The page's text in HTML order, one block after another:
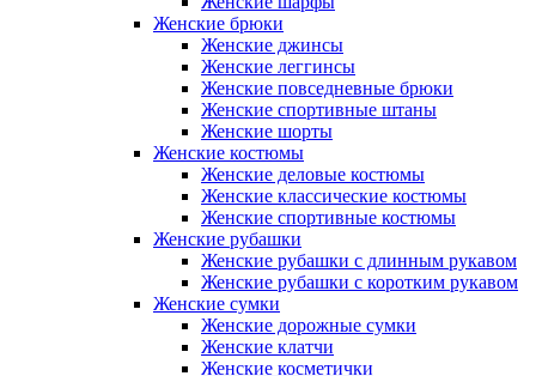
Женские брюки
Женские джинсы
Женские леггинсы
Женские повседневные брюки
Женские спортивные штаны
Женские шорты
Женские костюмы
Женские деловые костюмы
Женские классические костюмы
Женские спортивные костюмы
Женские рубашки
Женские рубашки с длинным рукавом
Женские рубашки с коротким рукавом
Женские сумки
Женские дорожные сумки
Женские клатчи
Женские косметички